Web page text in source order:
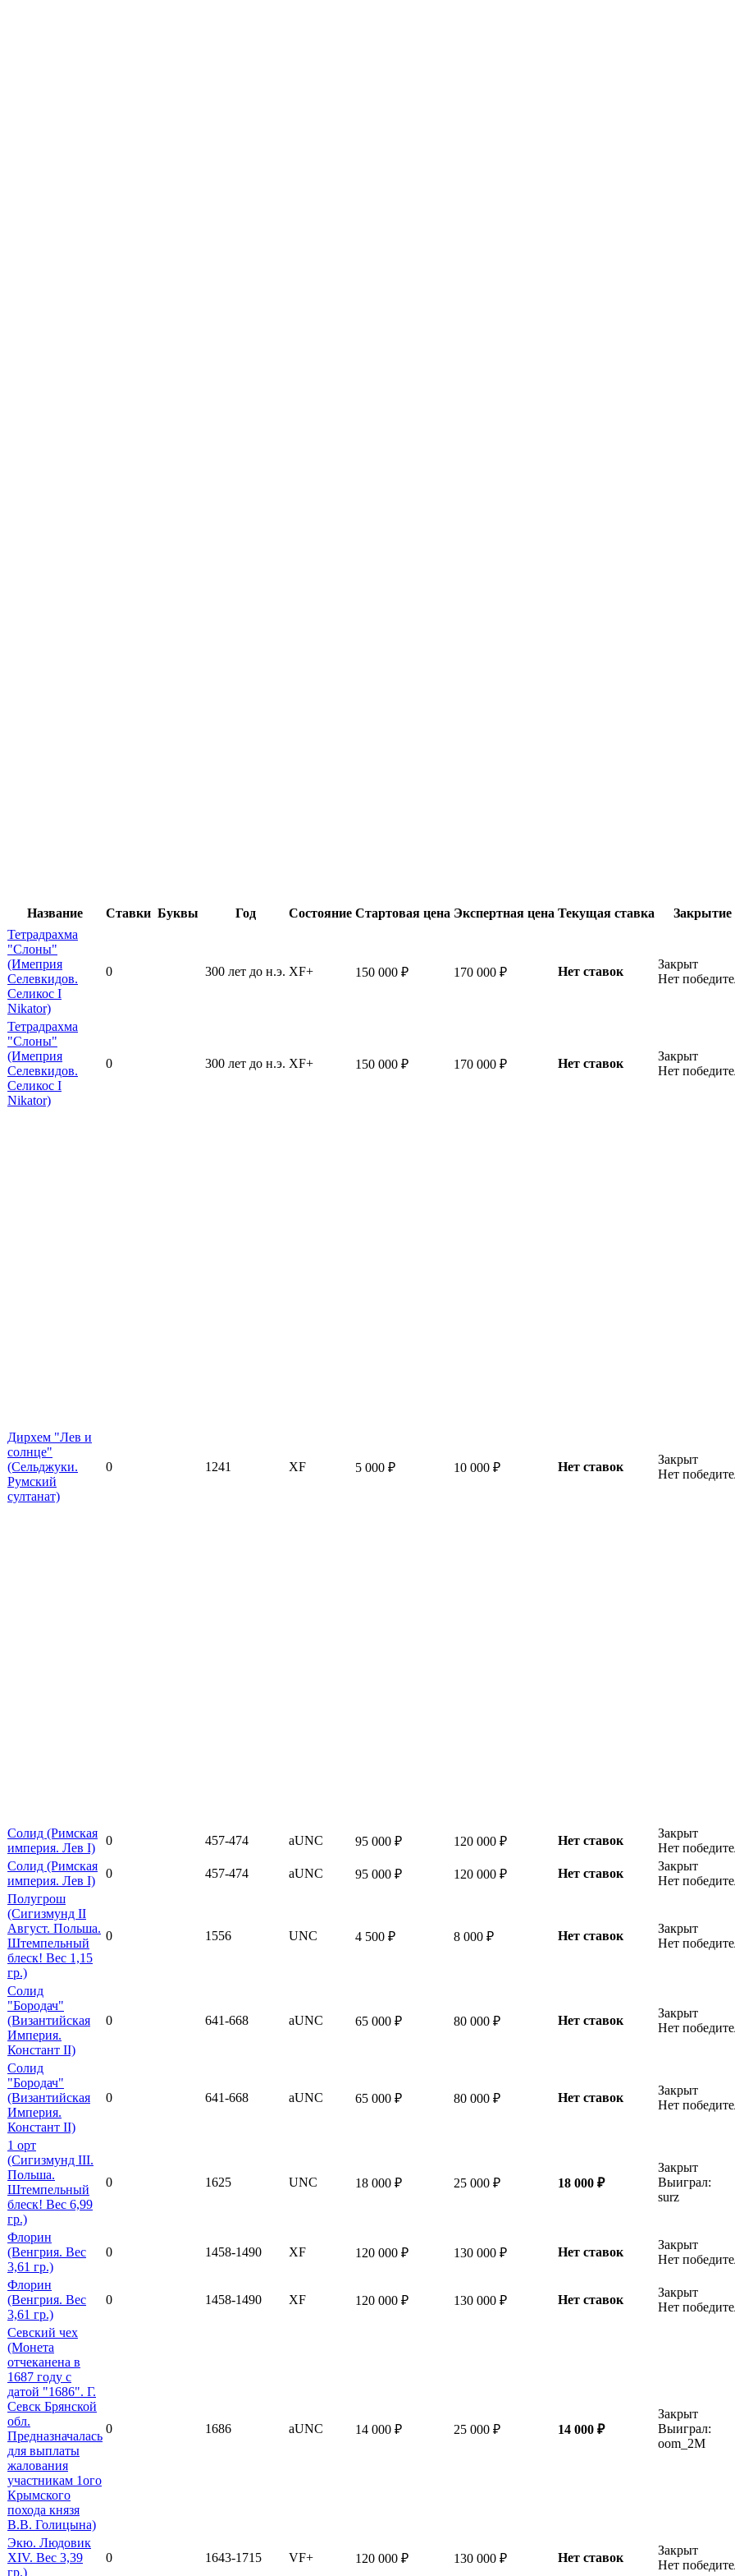
Название Ставки Буквы Год Состояние Стартовая цена Экспертная цена Текущая ставка
Закрытие
Тетрадрахма
"Слоны"
(Имеприя
Селевкидов.
Селикос I
Nikator)
0 300 лет до н.э. XF+ 150 000 ₽ 170 000 ₽ Нет ставок
Закрыт
Нет
Тетрадрахма
"Слоны"
(Имеприя
Селевкидов.
Селикос I
Nikator)
0 300 лет до н.э. XF+ 150 000 ₽ 170 000 ₽ Нет ставок
Закрыт
Нет
Дирхем "Лев и
солнце"
(Сельджуки.
Румский
султанат)
0 1241 XF 5 000 ₽ 10 000 ₽ Нет ставок
Закрыт
Нет
Солид (Римская
империя. Лев I)
0 457-474 aUNC 95 000 ₽ 120 000 ₽ Нет ставок
Закрыт
Нет
Солид (Римская
империя. Лев I)
0 457-474 aUNC 95 000 ₽ 120 000 ₽ Нет ставок
Закрыт
Нет
Полугрош
(Сигизмунд II
Август. Польша.
Штемпельный
блеск! Вес 1,15
гр.)
0 1556 UNC 4 500 ₽ 8 000 ₽ Нет ставок
Закрыт
Нет
Солид
"Бородач"
(Византийская
Империя.
Констант II)
0 641-668 aUNC 65 000 ₽ 80 000 ₽ Нет ставок
Закрыт
Нет
Солид
"Бородач"
(Византийская
Империя.
Констант II)
0 641-668 aUNC 65 000 ₽ 80 000 ₽ Нет ставок
Закрыт
Нет
1 орт
(Сигизмунд III.
Польша.
Штемпельный
блеск! Вес 6,99
гр.)
0 1625 UNC 18 000 ₽ 25 000 ₽ 18 000 ₽
Закрыт
Выиграл:
surz
Флорин
(Венгрия. Вес
3,61 гр.)
0 1458-1490 XF 120 000 ₽ 130 000 ₽ Нет ставок
Закрыт
Нет
Флорин
(Венгрия. Вес
3,61 гр.)
0 1458-1490 XF 120 000 ₽ 130 000 ₽ Нет ставок
Закрыт
Нет
Севский чех
(Монета
отчеканена в
1687 году с
датой "1686". Г.
Севск Брянской
обл.
Предназначалась
для выплаты
жалования
участникам 1ого
Крымского
похода князя
В.В. Голицына)
0 1686 aUNC 14 000 ₽ 25 000 ₽ 14 000 ₽
Закрыт
Выиграл:
oom_2M
Экю. Людовик
XIV. Вес 3,39
гр.)
0 1643-1715 VF+ 120 000 ₽ 130 000 ₽ Нет ставок
Закрыт
Нет